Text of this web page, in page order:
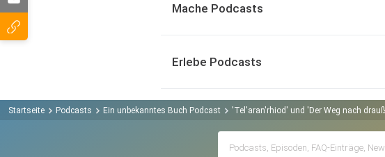
Mache Podcasts
Erlebe Podcasts
Startseite Podcasts Ein unbekanntes Buch Podcast 'Tel'aran'rhiod' und 'Der Weg nach